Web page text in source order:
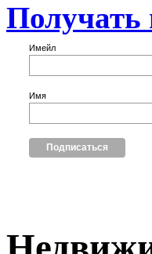
Получать
Имейл
Имя